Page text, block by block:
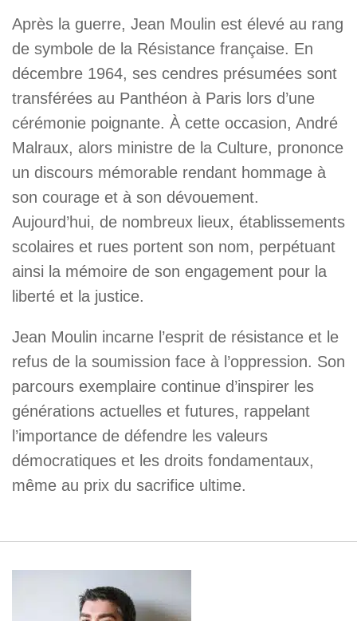
Après la guerre, Jean Moulin est élevé au rang
de symbole de la Résistance française. En
décembre 1964, ses cendres présumées sont
transférées au Panthéon à Paris lors d’une
cérémonie poignante. À cette occasion, André
Malraux, alors ministre de la Culture, prononce
un discours mémorable rendant hommage à
son courage et à son dévouement.
Aujourd’hui, de nombreux lieux, établissements
scolaires et rues portent son nom, perpétuant
ainsi la mémoire de son engagement pour la
liberté et la justice.
Jean Moulin incarne l’esprit de résistance et le
refus de la soumission face à l’oppression. Son
parcours exemplaire continue d’inspirer les
générations actuelles et futures, rappelant
l’importance de défendre les valeurs
démocratiques et les droits fondamentaux,
même au prix du sacrifice ultime.